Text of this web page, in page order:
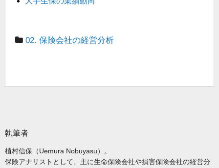
02. 保険会社の経営分析
執筆者
植村信保（Uemura Nobuyasu）。
保険アナリストとして、主に生命保険会社や損害保険会社の経営分